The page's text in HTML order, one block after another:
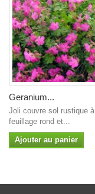
Geranium...
Joli couvre sol rustique à
feuillage rond et...
Ajouter au panier